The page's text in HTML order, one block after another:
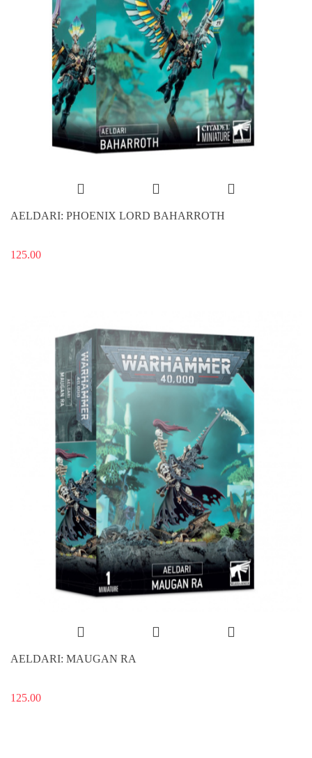
AELDARI: PHOENIX LORD BAHARROTH
125.00
AELDARI: MAUGAN RA
125.00